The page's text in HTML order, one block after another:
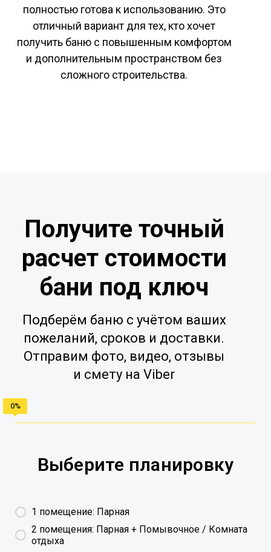
полностью готова к использованию. Это
отличный вариант для тех, кто хочет
получить баню с повышенным комфортом
и дополнительным пространством без
сложного строительства.
Подберём баню с учётом ваших
пожеланий, сроков и доставки.
Отправим фото, видео, отзывы
и смету на Viber
Получите точный
расчет стоимости
бани под ключ
Выберите планировку
1 помещение: Парная
2 помещения: Парная + Помывочное / Комната
отдыха